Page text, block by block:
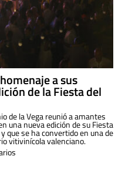
a sus
de la Fiesta del
de la Vega reunió a amantes
una nueva edición de su Fiesta
que se ha convertido en una de
vitivinícola valenciano.